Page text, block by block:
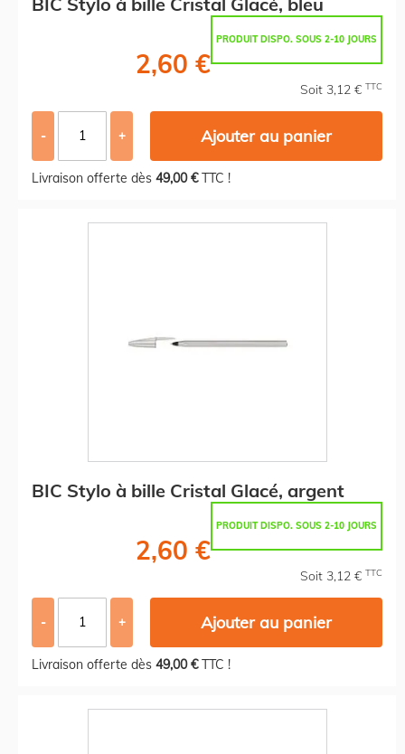
PRODUIT DISPO. SOUS 2-10 JOURS
2,60 €
Soit 3,12 € TTC
- + Ajouter au panier
Livraison offerte dès 49,00 €TTC !
BIC Stylo à bille Cristal Glacé, argent
PRODUIT DISPO. SOUS 2-10 JOURS
2,60 €
Soit 3,12 € TTC
- + Ajouter au panier
Livraison offerte dès 49,00 €TTC !